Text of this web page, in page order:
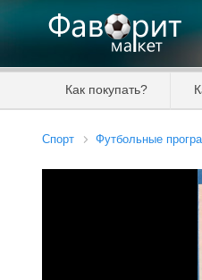
Как покупать?
Спорт Футбольные